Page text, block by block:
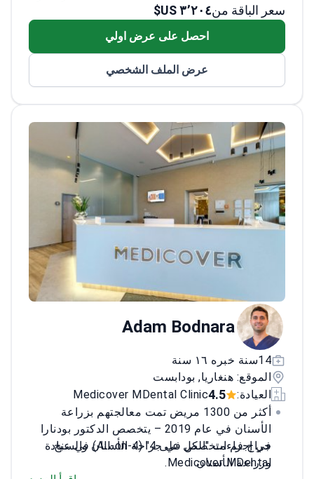
الدوليين
وضع للزرعات
سعر الباقة من٣٬٢٠٤ US$
احصل على عرض اولي
عرض الملف الشخصي
Adam Bodnara
14سنة خبره ١٦ سنة
الموقع: هنغاريا, بودابست
العيادة:
4.5
Medicover MDental Clinic
أكثر من 1300 مريض تمت معالجتهم بزراعة
الأسنان في عام 2019 – يتخصص الدكتور بودنارا
في إجراءات "الكل على 4" (All-on-4) في عيادة
Medicover MDental.
جراح فم متخصص في جراحة الأسنان والسنخ
وزراعة الأسنان